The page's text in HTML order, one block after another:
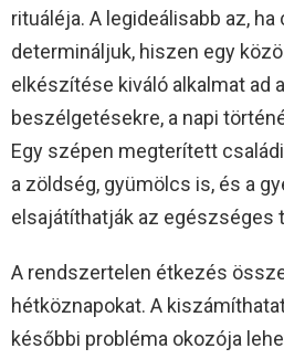
rituáléja. A legideálisabb az,
determináljuk, hiszen egy
elkészítése kiváló alkalmat ad
beszélgetésekre, a napi
Egy szépen megterített
a zöldség, gyümölcs is, és a
elsajátíthatják az egészséges
A rendszertelen étkezés
hétköznapokat. A
későbbi probléma okozója